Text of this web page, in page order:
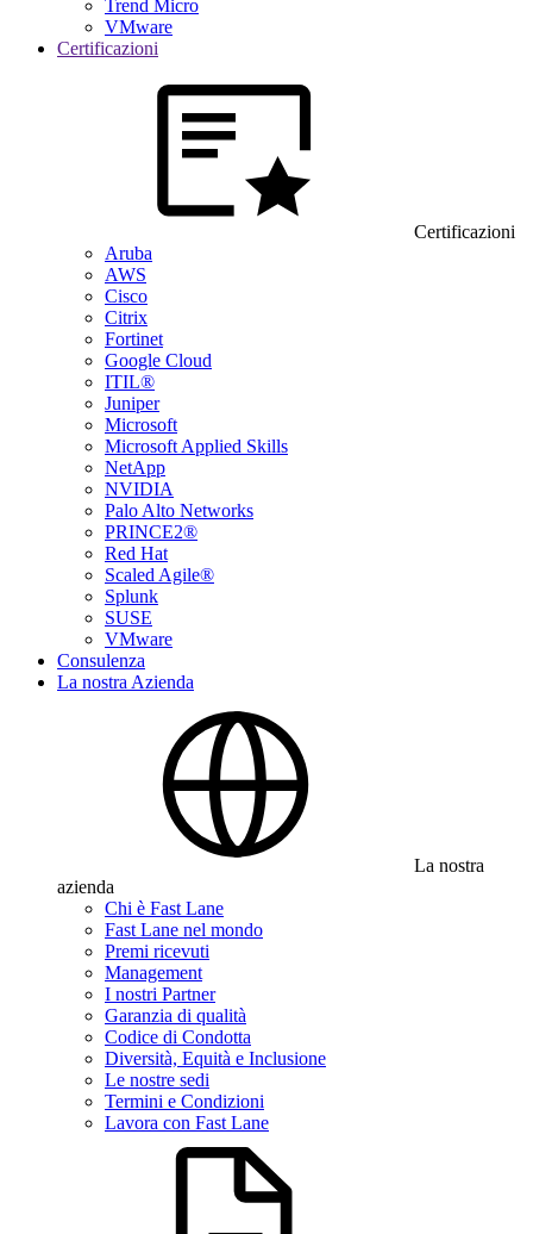
Trend Micro
VMware
Certificazioni
Certificazioni
Aruba
AWS
Cisco
Citrix
Fortinet
Google Cloud
ITIL®
Juniper
Microsoft
Microsoft Applied Skills
NetApp
NVIDIA
Palo Alto Networks
PRINCE2®
Red Hat
Scaled Agile®
Splunk
SUSE
VMware
Consulenza
La nostra Azienda
La nostra
azienda
Chi è Fast Lane
Fast Lane nel mondo
Premi ricevuti
Management
I nostri Partner
Garanzia di qualità
Codice di Condotta
Diversità, Equità e Inclusione
Le nostre sedi
Termini e Condizioni
Lavora con Fast Lane